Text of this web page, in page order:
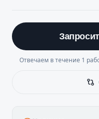
Отвечаем в течение 1